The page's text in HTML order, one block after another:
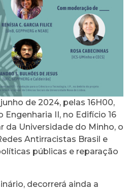
de 2024, pelas 16H00,
II, no Edifício 16
da Universidade do Minho, o
Antirracistas Brasil e
públicas e reparação
decorrerá ainda a